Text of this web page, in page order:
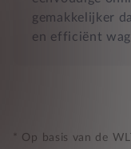
gemakkelijker
en efficiënt
* Op basis van de